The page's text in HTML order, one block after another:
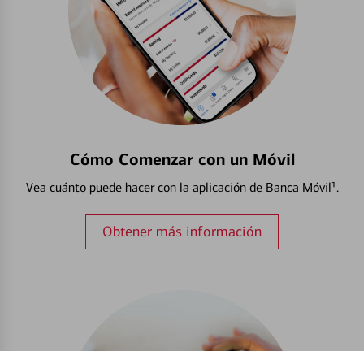
Cómo Comenzar con un Móvil
Vea cuánto puede hacer con la aplicación de Banca Móvil¹.
Obtener más información